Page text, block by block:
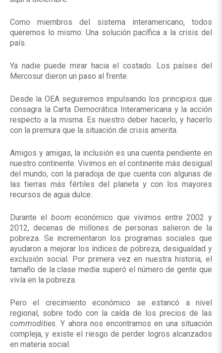
Como miembros del sistema interamericano, todos
queremos lo mismo: Una solución pacífica a la crisis del
país.
Ya nadie puede mirar hacia el costado. Los países del
Mercosur dieron un paso al frente.
Desde la OEA seguiremos impulsando los principios que
consagra la Carta Democrática Interamericana y la acción
respecto a la misma. Es nuestro deber hacerlo, y hacerlo
con la premura que la situación de crisis amerita.
Amigos y amigas, la inclusión es una cuenta pendiente en
nuestro continente. Vivimos en el continente más desigual
del mundo, con la paradoja de que cuenta con algunas de
las tierras más fértiles del planeta y con los mayores
recursos de agua dulce.
Durante el boom económico que vivimos entre 2002 y
2012, decenas de millones de personas salieron de la
pobreza. Se incrementaron los programas sociales que
ayudaron a mejorar los índices de pobreza, desigualdad y
exclusión social. Por primera vez en nuestra historia, el
tamaño de la clase media superó el número de gente que
vivía en la pobreza.
Pero el crecimiento económico se estancó a nivel
regional, sobre todo con la caída de los precios de las
commodities. Y ahora nos encontramos en una situación
compleja, y existe el riesgo de perder logros alcanzados
en materia social.